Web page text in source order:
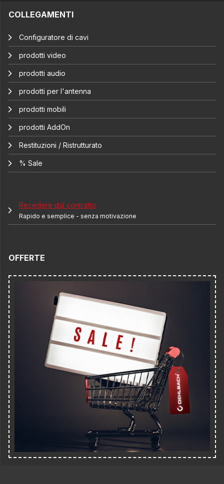
COLLEGAMENTI
Configuratore di cavi
prodotti video
prodotti audio
prodotti per l'antenna
prodotti mobili
prodotti AddOn
Restituzioni / Ristrutturato
% Sale
Recedere dal contratto
Rapido e semplice - senza motivazione
OFFERTE